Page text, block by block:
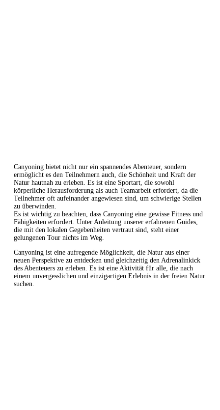
Canyoning bietet nicht nur ein spannendes Abenteuer, sondern
ermöglicht es den Teilnehmern auch, die Schönheit und Kraft der
Natur hautnah zu erleben. Es ist eine Sportart, die sowohl
körperliche Herausforderung als auch Teamarbeit erfordert, da die
Teilnehmer oft aufeinander angewiesen sind, um schwierige Stellen
zu überwinden.
Es ist wichtig zu beachten, dass Canyoning eine gewisse Fitness und
Fähigkeiten erfordert. Unter Anleitung unserer erfahrenen Guides,
die mit den lokalen Gegebenheiten vertraut sind, steht einer
gelungenen Tour nichts im Weg.
Canyoning ist eine aufregende Möglichkeit, die Natur aus einer
neuen Perspektive zu entdecken und gleichzeitig den Adrenalinkick
des Abenteuers zu erleben. Es ist eine Aktivität für alle, die nach
einem unvergesslichen und einzigartigen Erlebnis in der freien Natur
suchen.